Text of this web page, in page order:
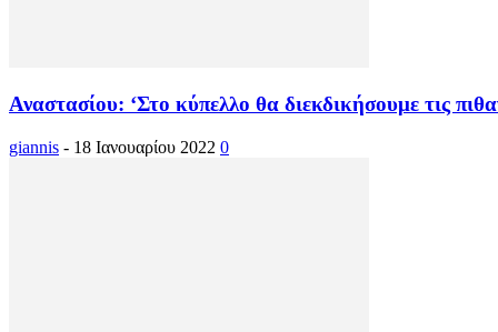
Αναστασίου: ‘Στο κύπελλο θα διεκδικήσουμε τις
giannis - 18 Ιανουαρίου 2022 0